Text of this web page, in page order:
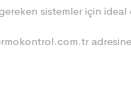
sistemler için ideal